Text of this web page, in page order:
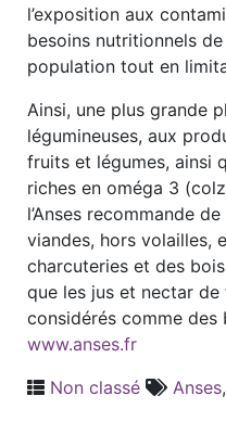
l’exposition aux
besoins nutritionnels
population tout en
Ainsi, une plus grande
légumineuses, aux
fruits et légumes, ainsi
riches en oméga 3
l’Anses recommande
viandes, hors volailles,
charcuteries et des
que les jus et nectar
considérés comme des
www.anses.fr
Non classé
Anses,